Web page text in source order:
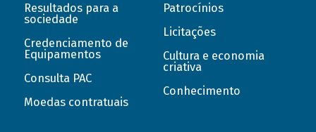
Resultados para a
sociedade
Credenciamento de
Equipamentos
Consulta PAC
Moedas contratuais
Patrocínios
Licitações
Cultura e economia
criativa
Conhecimento